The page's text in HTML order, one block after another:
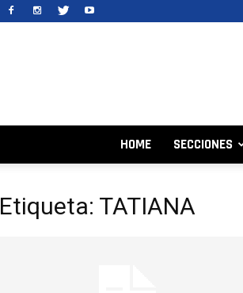
HOME SECCIONES
Etiqueta: TATIANA